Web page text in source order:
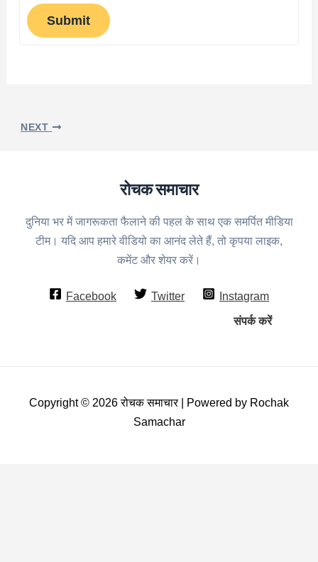
Submit
NEXT
रोचक समाचार
दुनिया भर में जागरूकता फैलाने की पहल के साथ एक समर्पित मीडिया
टीम। यदि आप हमारे वीडियो का आनंद लेते हैं, तो कृपया लाइक,
कमेंट और शेयर करें।
Facebook Twitter
Instagram
संपर्क करें
Copyright © 2026 रोचक समाचार | Powered by Rochak
Samachar